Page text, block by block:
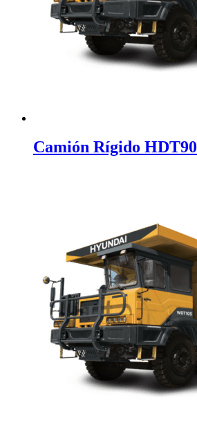
Camión Rígido HDT90